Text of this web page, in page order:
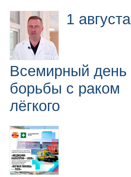
1 августа
Всемирный день
борьбы с раком
лёгкого